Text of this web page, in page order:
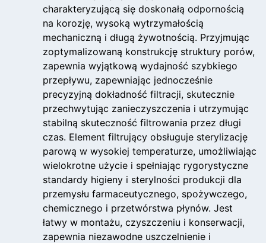
charakteryzującą się doskonałą odpornością
na korozję, wysoką wytrzymałością
mechaniczną i długą żywotnością. Przyjmując
zoptymalizowaną konstrukcję struktury porów,
zapewnia wyjątkową wydajność szybkiego
przepływu, zapewniając jednocześnie
precyzyjną dokładność filtracji, skutecznie
przechwytując zanieczyszczenia i utrzymując
stabilną skuteczność filtrowania przez długi
czas. Element filtrujący obsługuje sterylizację
parową w wysokiej temperaturze, umożliwiając
wielokrotne użycie i spełniając rygorystyczne
standardy higieny i sterylności produkcji dla
przemysłu farmaceutycznego, spożywczego,
chemicznego i przetwórstwa płynów. Jest
łatwy w montażu, czyszczeniu i konserwacji,
zapewnia niezawodne uszczelnienie i